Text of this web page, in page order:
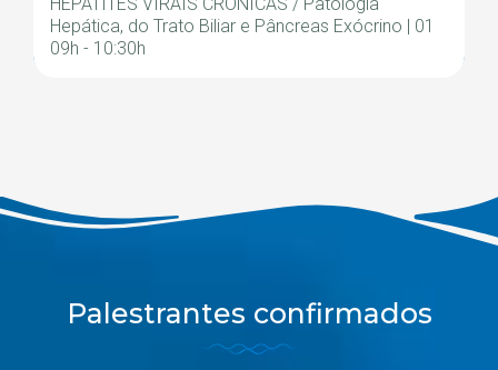
Hepática, do Trato Biliar e Pâncreas Exócrino | 01
09h - 10:30h
Palestrantes confirmados